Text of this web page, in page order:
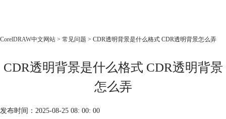
产品
下载
CorelDRAW中文网站 > 常见问题 > CDR透明背景是什么格式 CDR透明背景怎么弄
CDR透明背景是什么格式 CDR透明背景
怎么弄
发布时间：2025-08-25 08: 00: 00